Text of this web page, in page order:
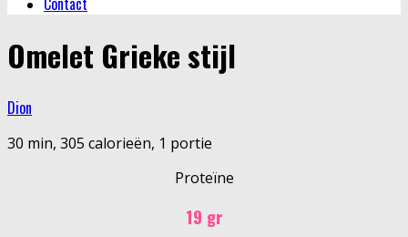
Omelet Grieke stijl
Dion
30 min, 305 calorieën, 1 portie
Proteïne
19 gr